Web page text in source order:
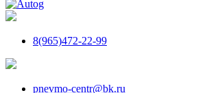
8(965)472-22-99
pnevmo-centr@bk.ru